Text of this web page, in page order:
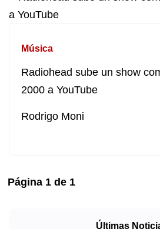
Música
Radiohead sube un show
2000 a YouTube
Rodrigo Moni
Página 1 de 1
Últimas